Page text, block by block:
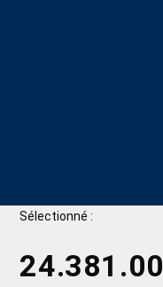
Sélectionné :
24.381.00